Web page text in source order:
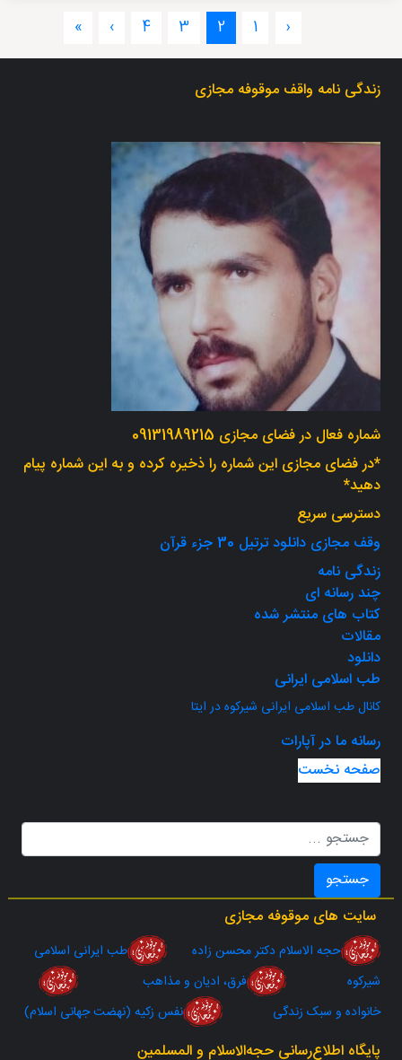
‹
1
2
3
4
›
»
زندگی نامه واقف موقوفه مجازی
شماره فعال در فضای مجازی 09131989215
*در فضای مجازی این شماره را ذخیره کرده و به این شماره پیام
دهید*
دسترسی سریع
وقف مجازی دانلود ترتیل 30 جزء قرآن
زندگی نامه
چند رسانه ای
کتاب های منتشر شده
مقالات
دانلود
طب اسلامی ایرانی
کانال طب اسلامی ایرانی شیرکوه در ایتا
رسانه ما در آپارات
صفحه نخست
جستجو
سایت های موقوفه مجازی
حجه الاسلام دکتر محسن زاده
طب ایرانی اسلامی
شیرکوه
فرق، ادیان و مذاهب
خانواده و سبک زندگی
نفس زکیه (نهضت جهانی اسلام)
پایگاه اطلاع‌رسانی حجه‌الاسلام‌ و‌ المسلمین